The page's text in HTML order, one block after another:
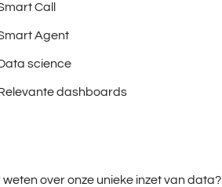
Call
Agent
science
dashboards
weten over onze unieke inzet van data?